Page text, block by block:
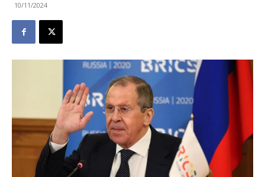
10/11/2024